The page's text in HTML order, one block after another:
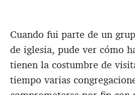
Cuando fui parte de un
de iglesia, pude ver cómo
tienen la costumbre de
tiempo varias